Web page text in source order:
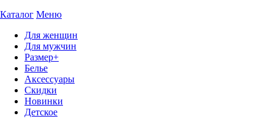
Каталог Меню
Для женщин
Для мужчин
Размер+
Белье
Аксессуары
Скидки
Новинки
Детское